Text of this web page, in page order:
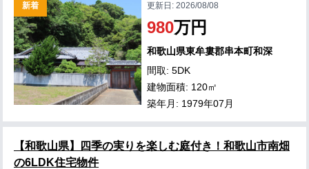
新着
更新日:2026/08/08
980万円
和歌山県東牟婁郡串本町和深
間取: 5DK
建物面積: 120㎡
築年月: 1979年07月
【和歌山県】四季の実りを楽しむ庭付き！和歌山市南畑
の6LDK住宅物件